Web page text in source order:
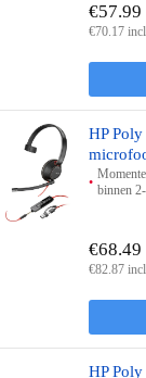
€57.99
€70.17
HP
binnen
€68.49
€82.87
HP